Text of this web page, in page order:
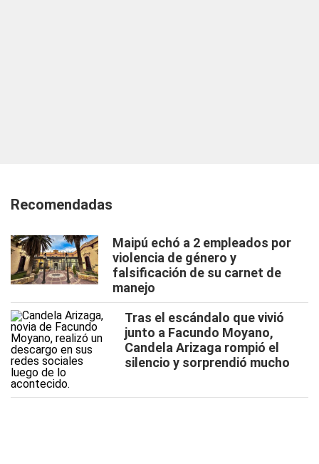
Recomendadas
Maipú echó a 2 empleados por
violencia de género y
falsificación de su carnet de
manejo
Tras el escándalo que vivió
junto a Facundo Moyano,
Candela Arizaga rompió el
silencio y sorprendió mucho